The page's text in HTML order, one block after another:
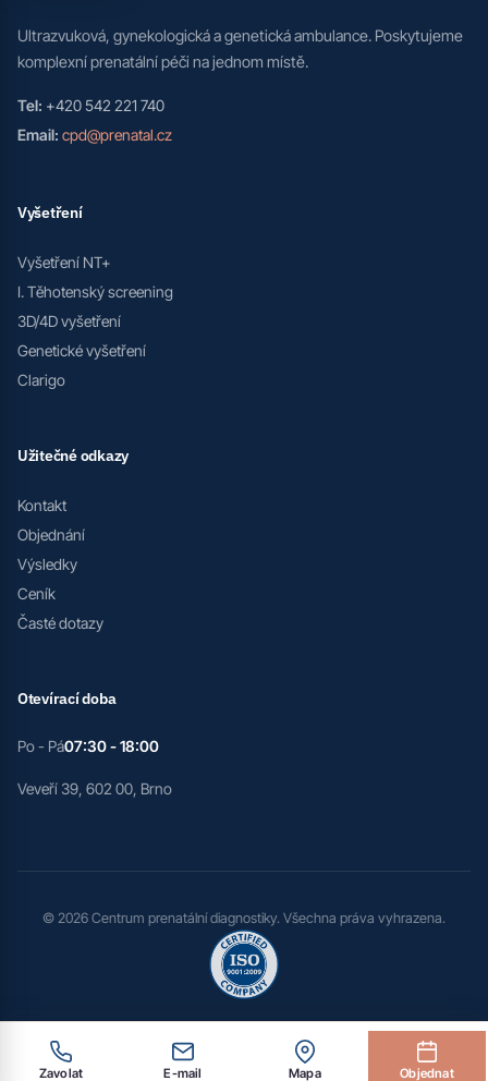
Ultrazvuková, gynekologická a genetická ambulance. Poskytujeme
komplexní prenatální péči na jednom místě.
Tel: +420 542 221 740
Email: cpd@prenatal.cz
Vyšetření
Vyšetření NT+
I. Těhotenský screening
3D/4D vyšetření
Genetické vyšetření
Clarigo
Užitečné odkazy
Kontakt
Objednání
Výsledky
Ceník
Časté dotazy
Otevírací doba
Po - Pá07:30 - 18:00
Veveří 39, 602 00, Brno
© 2026 Centrum prenatální diagnostiky. Všechna práva vyhrazena.
Zavolat E-mail Mapa Objednat